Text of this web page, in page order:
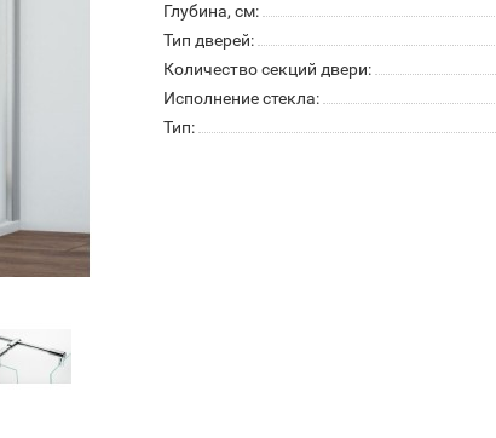
Глубина, см:
Тип дверей:
Количество секций двери:
Исполнение стекла:
Тип: